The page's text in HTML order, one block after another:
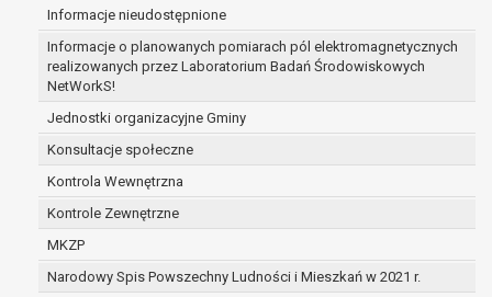
Informacje nieudostępnione
Informacje o planowanych pomiarach pól elektromagnetycznych
realizowanych przez Laboratorium Badań Środowiskowych
NetWorkS!
Jednostki organizacyjne Gminy
Konsultacje społeczne
Kontrola Wewnętrzna
Kontrole Zewnętrzne
MKZP
Narodowy Spis Powszechny Ludności i Mieszkań w 2021 r.
zabezpieczenia ewentualnych roszczeń, a w
przypadku wyrażenia zgody na przetwarzanie
danych po zakończeniu i rozliczeniu umowy, do
czasu wycofania tej zgody.
Ponadto w przypadku umów o dofinansowanie
dane osobowe od momentu pozyskania
przechowywane są przez okres wynikający z
umowy o dofinansowanie zawartej między
beneficjentem a określoną instytucją, trwałości
danego projektu i konieczności zachowania
dokumentacji projektu do celów kontrolnych.
W związku z przetwarzaniem przez